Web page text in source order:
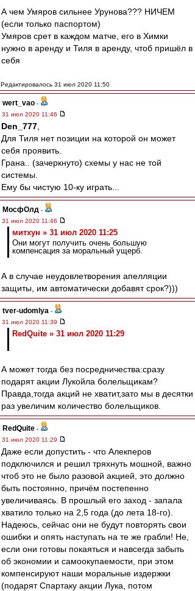
А чем Умяров сильнее Урунова??? НИЧЕМ
(если только паспортом)
Умяров срет в каждом матче, его в Химки
нужно в аренду и Тиля в аренду, чтоб пришёл в
себя
Редактировалось 31 июл 2020 11:50
wert_vao -
31 июл 2020 11:46
Den_777
Для Тиля нет позиции на которой он может
себя проявить.
Грана.. (зачеркнуто) схемы у нас не той
системы.
Ему бы чистую 10-ку играть...
МосфОлд -
31 июл 2020 11:46
митхун » 31 июл 2020 11:25
Они могут получить очень большую
компенсация за моральный ущерб.
А в случае неудовлетворения апелляции
защиты, им автоматически добавят срок?)))
tver-udomlya -
31 июл 2020 11:39
RedQuite » 31 июл 2020 11:29
А может тогда без посредничества:сразу
подарят акции Лукойла болельщикам?
Правда,тогда акций не хватит,зато мы в десятки
раз увеличим количество болельщиков.
RedQuite -
31 июл 2020 11:29
Даже если допустить - что Алекперов
подключился и решил тряхнуть мошной, важно
чтоб это не было разовой акцией, это должно
быть постоянно, причём постепенно
увеличиваясь. В прошлый его заход - запала
хватило только на 2,5 года (до лета 18-го).
Надеюсь, сейчас они не будут повторять свои
ошибки и опять наступать на те же грабли! Не,
если они готовы покаяться и навсегда забыть
об экономии и самоокупаемости, при этом
компенсируют наши моральные издержки
(подарят Спартаку акции Лука, потом